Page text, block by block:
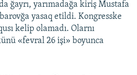
ğayrı, yarımadağa kiriş Mustafa
yasaq etildi. Kongresske
kelip olamadı. Olarnı
«fevral 26 işi» boyunca